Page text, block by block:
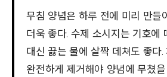
무침 양념은 하루 전에 미리 만들
더욱 좋다. 수제 소시지는 기호에
대신 끓는 물에 살짝 데쳐도 좋다
완전하게 제거해야 양념에 무쳤